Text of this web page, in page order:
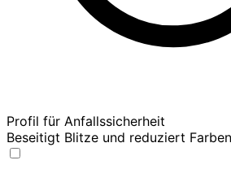
Profil für Anfallssicherheit
Beseitigt Blitze und reduziert Farben